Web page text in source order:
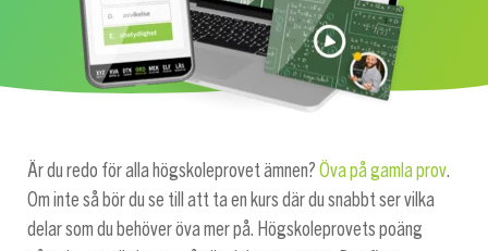
Är du redo för alla högskoleprovet ämnen? Öva på gamla prov.
Om inte så bör du se till att ta en kurs där du snabbt ser vilka
delar som du behöver öva mer på. Högskoleprovets poäng